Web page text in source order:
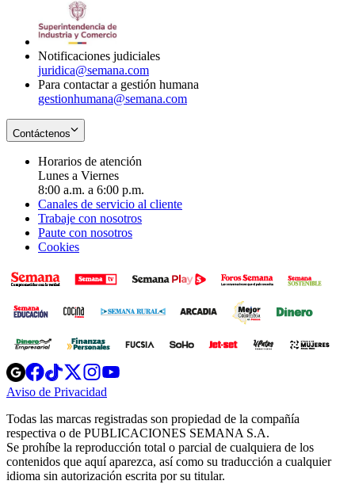
Notificaciones judiciales
juridica@semana.com
Para contactar a gestión humana
gestionhumana@semana.com
Contáctenos
Horarios de atención
Lunes a Viernes
8:00 a.m. a 6:00 p.m.
Canales de servicio al cliente
Trabaje con nosotros
Paute con nosotros
Cookies
Opens
in
new
Opens
in
new
Opens
in
new
window
Opens
new
windowwindow
Aviso de Privacidad
new
window
Todas las marcas registradas son propiedad de la compañía
respectiva o de PUBLICACIONES SEMANA S.A.
Se prohíbe la reproducción total o parcial de cualquiera de los
contenidos que aquí aparezca, así como su traducción a cualquier
idioma sin autorización escrita por su titular.